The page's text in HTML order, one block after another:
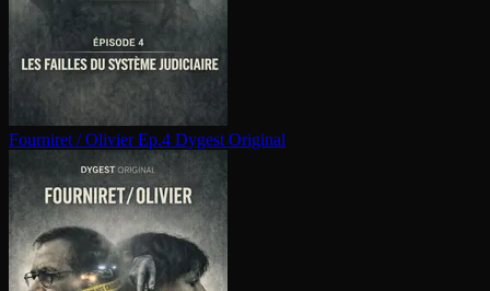
Fourniret / Olivier Ep.4 Dygest Original